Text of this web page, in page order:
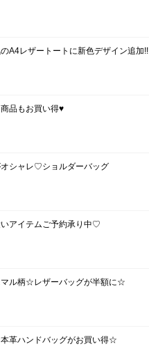
A4レザートートに新色デザイン追加!!
品もお買い得♥
シャレ♡ショルダーバッグ
アイテムご予約承り中♡
ル柄☆レザーバッグが半額に☆
革ハンドバッグがお買い得☆